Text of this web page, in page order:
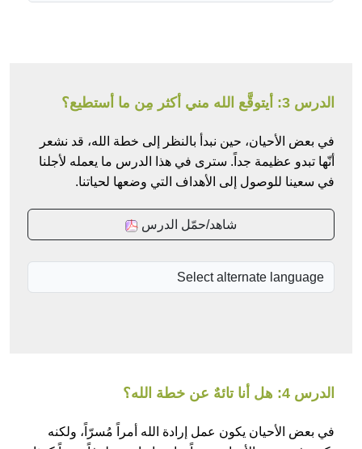
الدرس 3: أيتوقَّع الله مني أكثر مِن ما أستطيع؟
في بعض الأحيان، حين نبدأ بالنظر إلى خطة الله، قد نشعر
أنّها تبدو عظيمة جداً. سترى في هذا الدرس ما يعمله لأجلنا
في سعينا للوصول إلى الأهداف التي وضعها لحياتنا.
شاهد/حمّل الدرس
الدرس 4: هل أنا تائهٌ عن خطة الله؟
في بعض الأحيان يكون عمل إرادة الله أمراً مُسرّاً، ولكنه